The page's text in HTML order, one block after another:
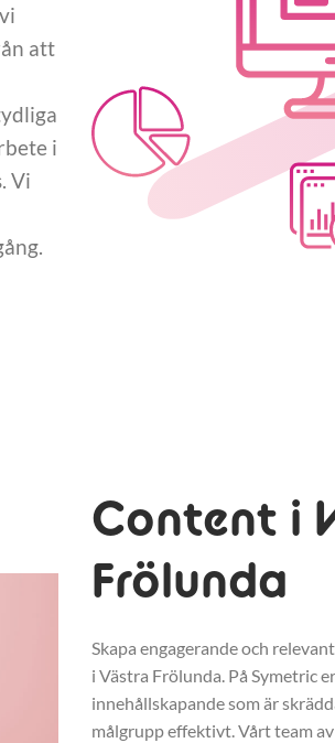
att
i
Vi
Content i
Frölunda
Skapa engagerande och
i Västra Frölunda. På Symetric
innehållskapande som är
målgrupp effektivt. Vårt team